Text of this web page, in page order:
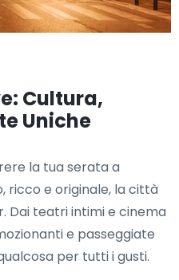
Cultura,
Uniche
la tua serata a
ricco e originale, la città
Dai teatri intimi e cinema
e passeggiate
per tutti i gusti.